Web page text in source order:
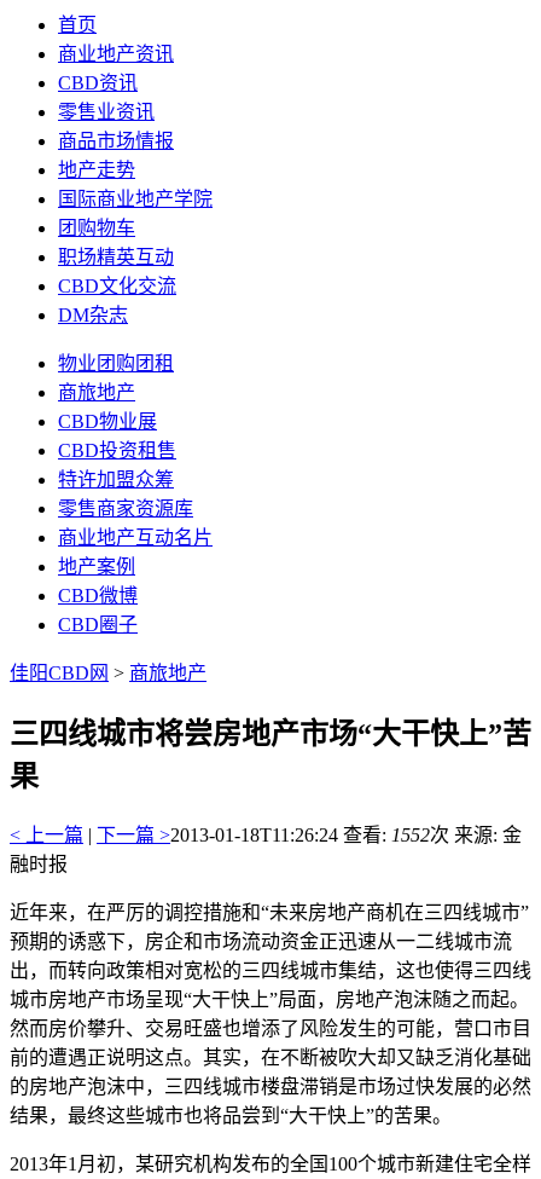
首页
商业地产资讯
CBD资讯
零售业资讯
商品市场情报
地产走势
国际商业地产学院
团购物车
职场精英互动
CBD文化交流
DM杂志
物业团购团租
商旅地产
CBD物业展
CBD投资租售
特许加盟众筹
零售商家资源库
商业地产互动名片
地产案例
CBD微博
CBD圈子
佳阳CBD网 > 商旅地产
三四线城市将尝房地产市场“大干快上”苦
果
< 上一篇 | 下一篇 >2013-01-18T11:26:24 查看: 1552次 来源: 金
融时报
近年来，在严厉的调控措施和“未来房地产商机在三四线城市”
预期的诱惑下，房企和市场流动资金正迅速从一二线城市流
出，而转向政策相对宽松的三四线城市集结，这也使得三四线
城市房地产市场呈现“大干快上”局面，房地产泡沫随之而起。
然而房价攀升、交易旺盛也增添了风险发生的可能，营口市目
前的遭遇正说明这点。其实，在不断被吹大却又缺乏消化基础
的房地产泡沫中，三四线城市楼盘滞销是市场过快发展的必然
结果，最终这些城市也将品尝到“大干快上”的苦果。
2013年1月初，某研究机构发布的全国100个城市新建住宅全样